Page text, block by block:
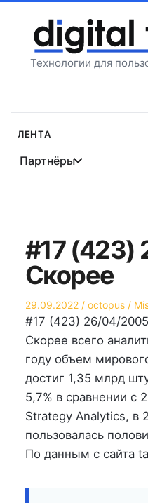
содержимому
Технологии для
Лента
Партнёры
#17
Скорее
Опубликовано
на
29.09.2022 Автор
octopus
в
#17 (423) 26/04/2005
Скорее всего
году объем
достиг 1,35 млрд
5,7% в сравнении с
Strategy Analytics, в
пользовалась
По данным с сайта